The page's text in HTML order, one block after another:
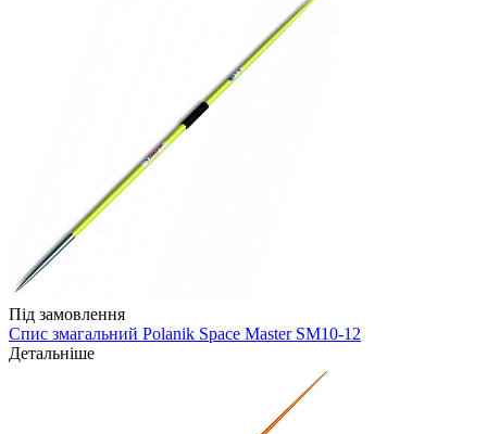
Під замовлення
Спис змагальний Polanik Space Master SM10-12
Детальніше